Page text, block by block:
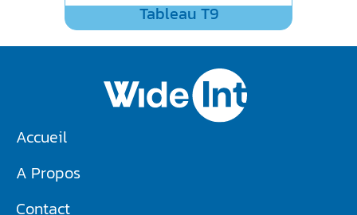
Tableau T9
Accueil
A Propos
Contact